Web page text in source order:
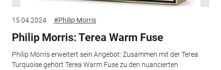
15.04.2024 #Philip Morris
Philip Morris: Terea Warm Fuse
Philip Morris erweitert sein Angebot: Zusammen mit der Terea
Turquoise gehört Terea Warm Fuse zu den nuancierten